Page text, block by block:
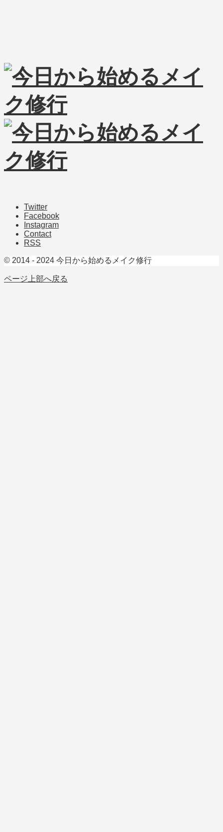
Twitter
Facebook
Instagram
Contact
RSS
© 2014 - 2024 今日から始めるメイク修行
ページ上部へ戻る